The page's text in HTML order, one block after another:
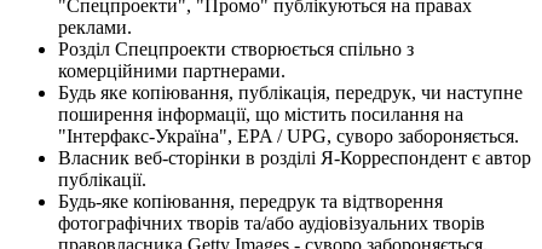
"Спецпроекти", "Промо" публікуються на правах
реклами.
Розділ Спецпроекти створюється спільно з
комерційними партнерами.
Будь яке копіювання, публікація, передрук, чи наступне
поширення інформації, що містить посилання на
"Інтерфакс-Україна", EPA / UPG, суворо забороняється.
Власник веб-сторінки в розділі Я-Корреспондент є автор
публікації.
Будь-яке копіювання, передрук та відтворення
фотографічних творів та/або аудіовізуальних творів